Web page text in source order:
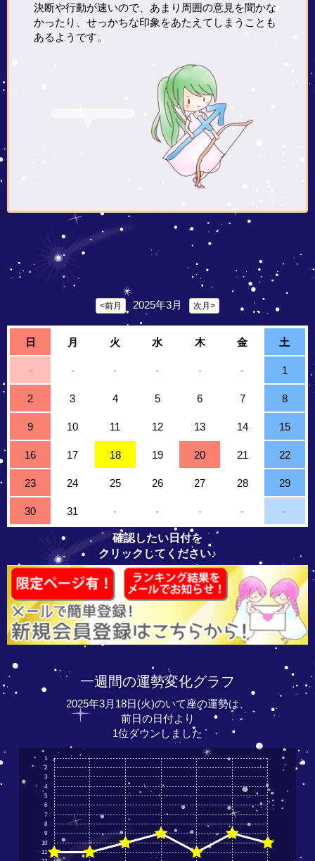
決断や行動が速いので、あまり周囲の意見を聞かな
かったり、せっかちな印象をあたえてしまうことも
あるようです。
<前月 2025年3月 次月>
日 月 火 水 木 金 土
- - - - - - 1
2 3 4 5 6 7 8
9 10 11 12 13 14 15
16 17 18 19 20 21 22
23 24 25 26 27 28 29
30 31 - - - - -
確認したい日付を
クリックしてください♪
一週間の運勢変化グラフ
2025年3月18日(火)のいて座の運勢は、
前日の日付より
1位ダウンしました
11
10
9
8
7
6
5
4
3
2
1